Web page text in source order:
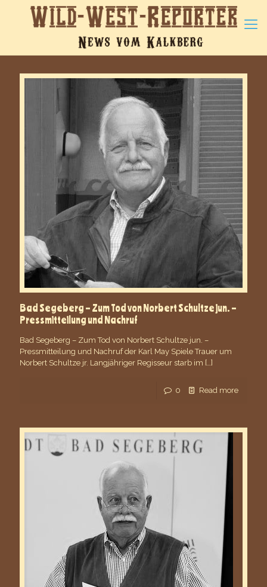
Bad Segeberg – Zum Tod von Norbert Schultze jun. –
Pressmitteilung und Nachruf
Bad Segeberg – Zum Tod von Norbert Schultze jun. –
Pressmitteilung und Nachruf der Karl May Spiele Trauer um
Norbert Schultze jr. Langjähriger Regisseur starb im […]
0 Read more